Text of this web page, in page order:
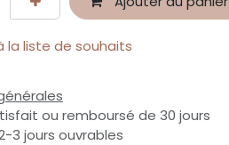
la liste de souhaits
ou remboursé de 30 jours
3 jours ouvrables